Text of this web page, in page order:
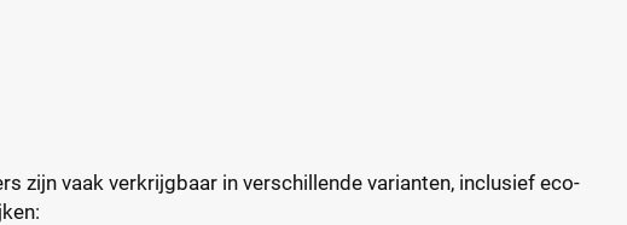
zijn vaak verkrijgbaar in verschillende varianten, inclusief eco-